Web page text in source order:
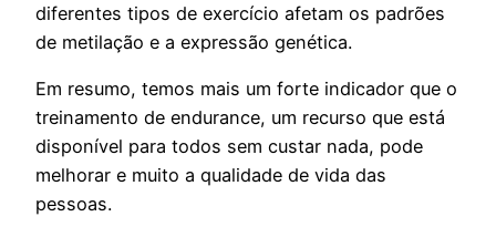
diferentes tipos de exercício afetam os padrões
de metilação e a expressão genética.
Em resumo, temos mais um forte indicador que o
treinamento de endurance, um recurso que está
disponível para todos sem custar nada, pode
melhorar e muito a qualidade de vida das
pessoas.